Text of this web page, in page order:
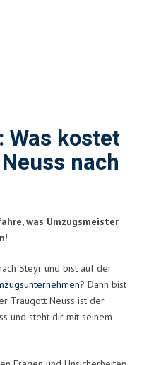
Was kostet
nach
was Umzugsmeister
Steyr und bist auf der
? Dann bist
Traugott Neuss ist der
und steht dir mit seinem